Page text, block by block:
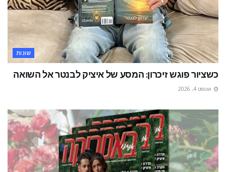
שונות
כשציור פוגש זיכרון: המסע של איציק לבנטר אל השואה
אוגוסט 4, 2026